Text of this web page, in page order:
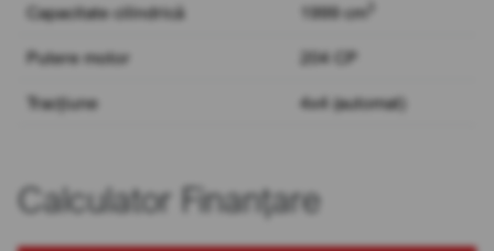
Capacitate cilindrică 1999 cm
Putere motor 204 CP
Tracțiune 4x4 (automat)
Calculator Finanțare